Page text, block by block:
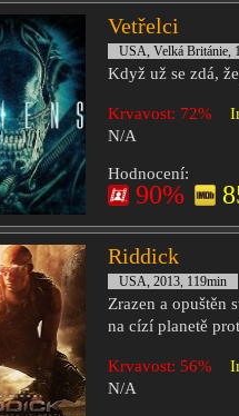
Vetřelci
USA, Velká Británie,
Když už se zdá,
Krvavost: 72%
N/A
Hodnocení:
90%
Riddick
USA, 2013, 119min
Zrazen a opuštěn
na cízí planetě
Krvavost: 56%
N/A